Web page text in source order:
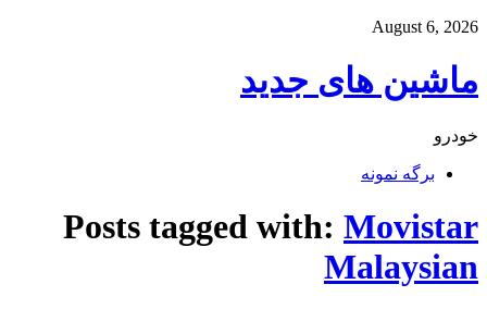
August 6, 2026
ماشین های جدید
خودرو
برگه نمونه
Posts tagged with: Movistar
Malaysian